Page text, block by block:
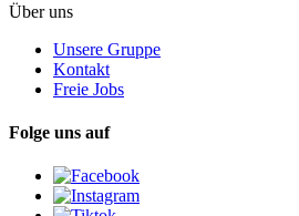
Über uns
Unsere Gruppe
Kontakt
Freie Jobs
Folge uns auf